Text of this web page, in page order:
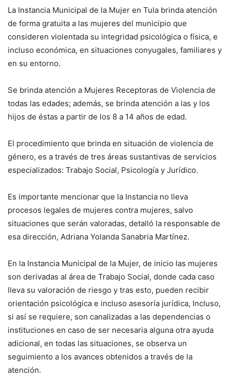
La Instancia Municipal de la Mujer en Tula brinda atención
de forma gratuita a las mujeres del municipio que
consideren violentada su integridad psicológica o física, e
incluso económica, en situaciones conyugales, familiares y
en su entorno.
Se brinda atención a Mujeres Receptoras de Violencia de
todas las edades; además, se brinda atención a las y los
hijos de éstas a partir de los 8 a 14 años de edad.
El procedimiento que brinda en situación de violencia de
género, es a través de tres áreas sustantivas de servicios
especializados: Trabajo Social, Psicología y Jurídico.
Es importante mencionar que la Instancia no lleva
procesos legales de mujeres contra mujeres, salvo
situaciones que serán valoradas, detalló la responsable de
esa dirección, Adriana Yolanda Sanabria Martínez.
En la Instancia Municipal de la Mujer, de inicio las mujeres
son derivadas al área de Trabajo Social, donde cada caso
lleva su valoración de riesgo y tras esto, pueden recibir
orientación psicológica e incluso asesoría jurídica, Incluso,
si así se requiere, son canalizadas a las dependencias o
instituciones en caso de ser necesaria alguna otra ayuda
adicional, en todas las situaciones, se observa un
seguimiento a los avances obtenidos a través de la
atención.